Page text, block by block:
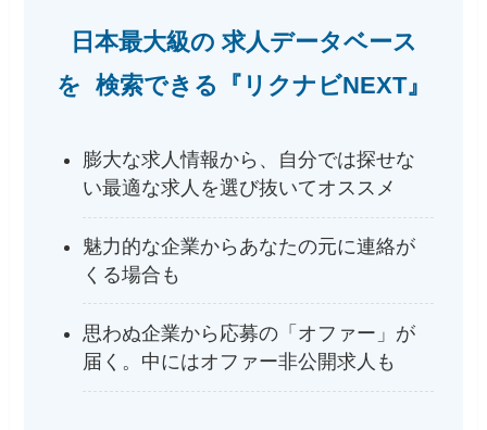
日本最大級の 求人データベース
を 検索できる『リクナビNEXT』
膨大な求人情報から、自分では探せな
い最適な求人を選び抜いてオススメ
魅力的な企業からあなたの元に連絡が
くる場合も
思わぬ企業から応募の「オファー」が
届く。中にはオファー非公開求人も